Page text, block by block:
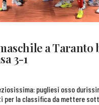
a Taranto
3-1
pugliesi osso
per la classifica da mettere